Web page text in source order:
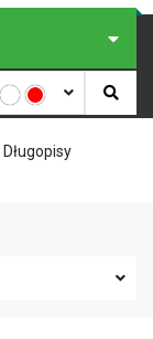
Długopisy